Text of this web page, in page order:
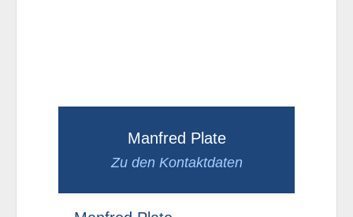
Manfred Plate
Zu den Kontaktdaten